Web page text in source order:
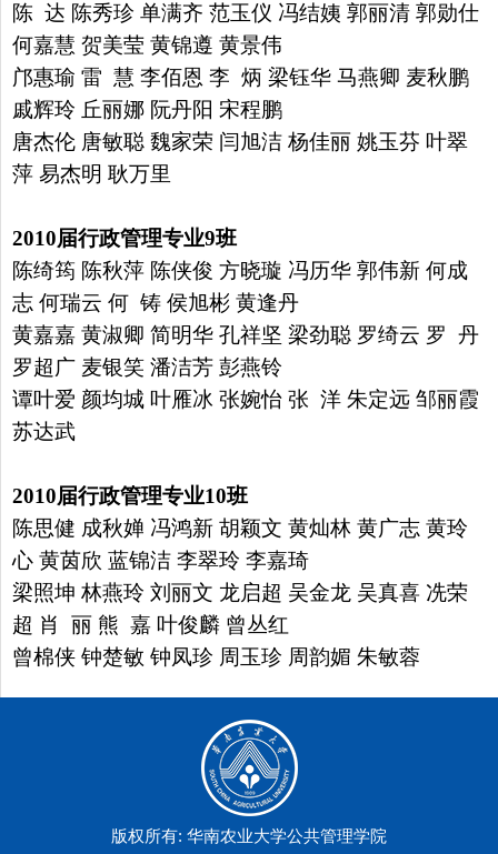
陈 达 陈秀珍 单满齐 范玉仪 冯结姨 郭丽清 郭勋仕
何嘉慧 贺美莹 黄锦遵 黄景伟
邝惠瑜 雷 慧 李佰恩 李 炳 梁钰华 马燕卿 麦秋鹏
戚辉玲 丘丽娜 阮丹阳 宋程鹏
唐杰伦 唐敏聪 魏家荣 闫旭洁 杨佳丽 姚玉芬 叶翠
萍 易杰明 耿万里
2010届行政管理专业9班
陈绮筠 陈秋萍 陈侠俊 方晓璇 冯历华 郭伟新 何成
志 何瑞云 何 铸 侯旭彬 黄逢丹
黄嘉嘉 黄淑卿 简明华 孔祥坚 梁劲聪 罗绮云 罗 丹
罗超广 麦银笑 潘洁芳 彭燕铃
谭叶爱 颜均城 叶雁冰 张婉怡 张 洋 朱定远 邹丽霞
苏达武
2010届行政管理专业10班
陈思健 成秋婵 冯鸿新 胡颖文 黄灿林 黄广志 黄玲
心 黄茵欣 蓝锦洁 李翠玲 李嘉琦
梁照坤 林燕玲 刘丽文 龙启超 吴金龙 吴真喜 冼荣
超 肖 丽 熊 嘉 叶俊麟 曾丛红
曾棉侠 钟楚敏 钟凤珍 周玉珍 周韵媚 朱敏蓉
版权所有: 华南农业大学公共管理学院